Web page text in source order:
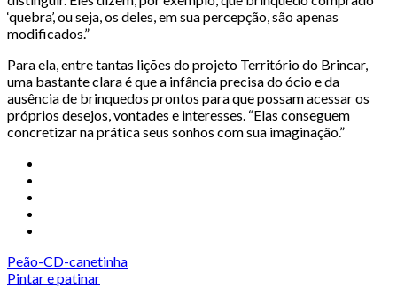
‘quebra’, ou seja, os deles, em sua percepção, são apenas
modificados.”
Para ela, entre tantas lições do projeto Território do Brincar,
uma bastante clara é que a infância precisa do ócio e da
ausência de brinquedos prontos para que possam acessar os
próprios desejos, vontades e interesses. “Elas conseguem
concretizar na prática seus sonhos com sua imaginação.”
Peão-CD-canetinha
Pintar e patinar